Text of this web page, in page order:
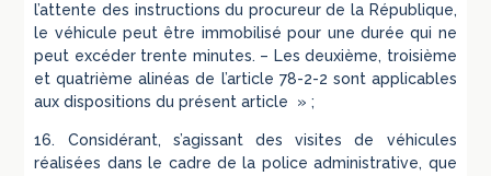
l’attente des instructions du procureur de la République,
le véhicule peut être immobilisé pour une durée qui ne
peut excéder trente minutes. – Les deuxième, troisième
et quatrième alinéas de l’article 78-2-2 sont applicables
aux dispositions du présent article » ;
16. Considérant, s’agissant des visites de véhicules
réalisées dans le cadre de la police administrative, que